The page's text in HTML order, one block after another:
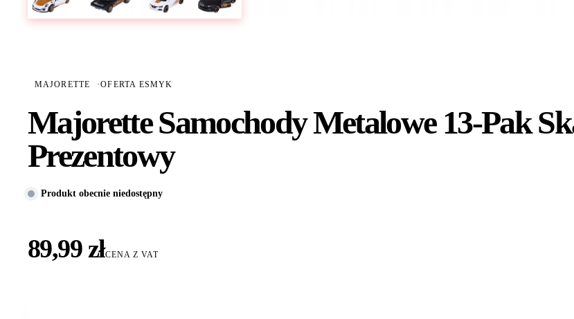
MAJORETTE ·OFERTA ESMYK
Majorette Samochody Metalowe 13-Pak
Prezentowy
Produkt obecnie niedostępny
89,99 złCENA Z VAT